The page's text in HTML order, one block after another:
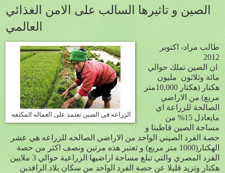
الصين و تاثيرها السالب على الامن الغذائي
العالمي
الزراعه في الصين تعتمد على العماله المكثفه
طالب مراد- اكتوبر
2012
ان الصين تملك حوالي
مائة وثلاثون مليون
هكتار (هكتار 10,000متر
مربع) من الاراضي
الصالحة للزراعة اي
مايعادل 15% من
مساحة الصين قاطبتا و
حصة الفرد الصيني الواحد من الاراضي الصالحه للزراعه هي عشر
الهكتار(1000 متر مربع) و تعتبر هذه مرتين ونصف اكثر من حصة
الفرد المصري والتي تبلغ مساحة اراضيها الزراعية حوالي 3 ملايين
هكتار وتزيد قليلا عن حصة الفرد الواحد من سكان بلاد الرافدين